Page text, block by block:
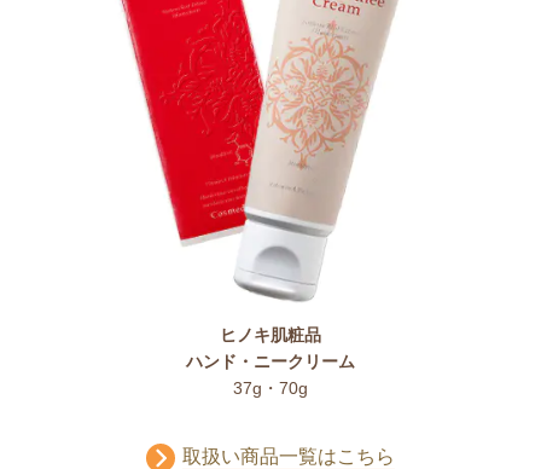
ヒノキ肌粧品
ハンド・ニークリーム
37g・70g
取扱い商品一覧はこちら